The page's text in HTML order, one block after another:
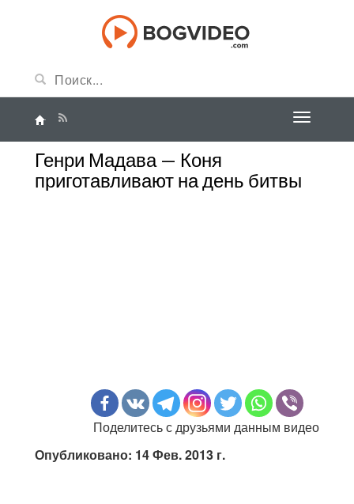
Генри Мадава — Коня
приготавливают на день битвы
Поделитесь с друзьями данным видео
Опубликовано: 14 Фев. 2013 г.